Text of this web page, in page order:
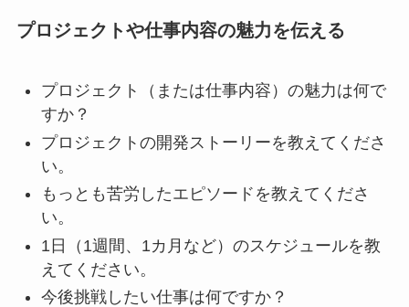
プロジェクトや仕事内容の魅力を伝える
プロジェクト（または仕事内容）の魅力は何で
すか？
プロジェクトの開発ストーリーを教えてくださ
い。
もっとも苦労したエピソードを教えてくださ
い。
1日（1週間、1カ月など）のスケジュールを教
えてください。
今後挑戦したい仕事は何ですか？